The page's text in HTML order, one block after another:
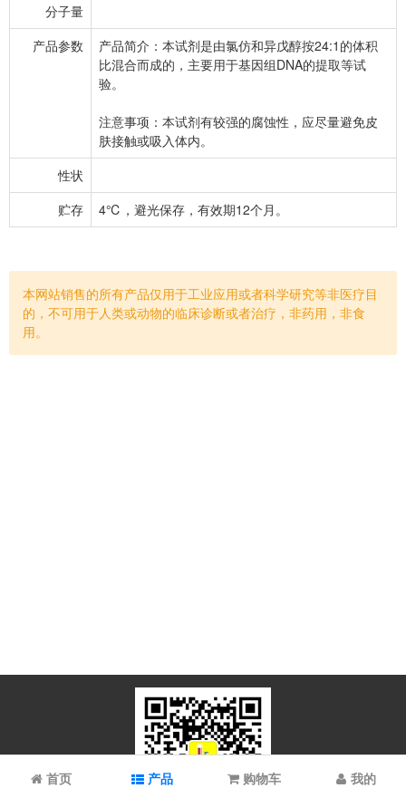
分子量
产品参数
产品简介：本试剂是由氯仿和异戊醇按24:1的体积
比混合而成的，主要用于基因组DNA的提取等试
验。
注意事项：本试剂有较强的腐蚀性，应尽量避免皮
肤接触或吸入体内。
性状
贮存
4℃，避光保存，有效期12个月。
本网站销售的所有产品仅用于工业应用或者科学研究等非医疗目
的，不可用于人类或动物的临床诊断或者治疗，非药用，非食
用。
首页 产品 购物车 我的